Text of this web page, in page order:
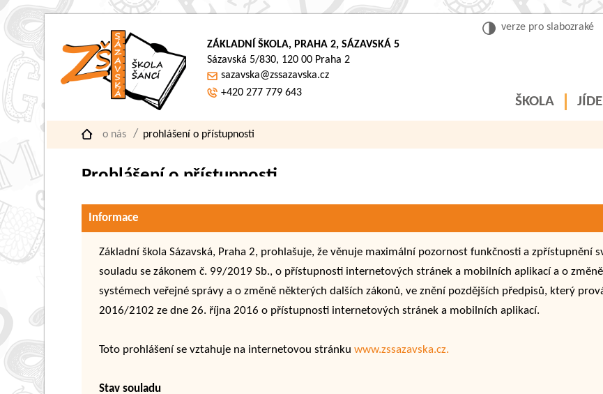
verze pro slabozraké
ZÁKLADNÍ ŠKOLA, PRAHA 2, SÁZAVSKÁ 5
Sázavská 5/830, 120 00 Praha 2
sazavska@zssazavska.cz
+420 277 779 643
ŠKOLA
o nás prohlášení o přístupnosti
Prohlášení o přístupnosti
Informace
Základní škola Sázavská, Praha 2, prohlašuje, že věnuje maximální pozornost funkčnosti a zpřístupnění
souladu se zákonem č. 99/2019 Sb., o přístupnosti internetových stránek a mobilních aplikací a o
systémech veřejné správy a o změně některých dalších zákonů, ve znění pozdějších předpisů, který
2016/2102 ze dne 26. října 2016 o přístupnosti internetových stránek a mobilních aplikací.
Toto prohlášení se vztahuje na internetovou stránkuwww.zssazavska.cz.
Stav souladu